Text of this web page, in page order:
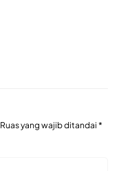
Ruas yang wajib ditandai *